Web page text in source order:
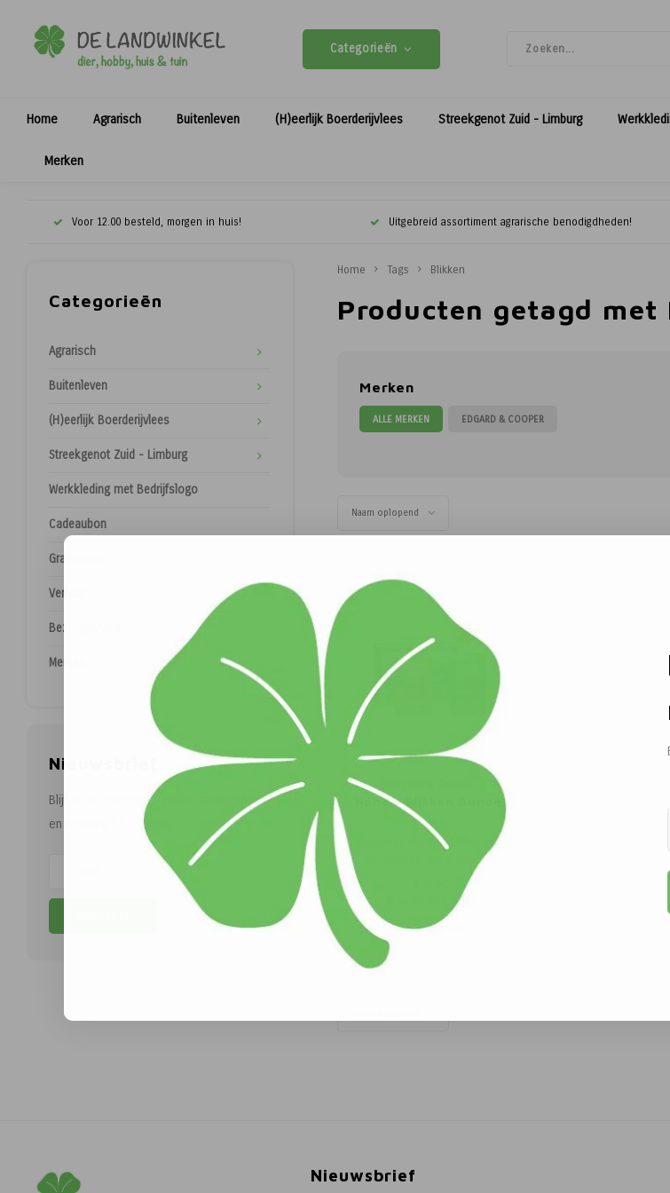
Categorieën
Home Agrarisch Buitenleven (H)eerlijk Boerderijvlees Streekgenot Zuid - Limburg
Merken
Voor 12.00 besteld, morgen in huis! Uitgebreid assortiment agrarische benodigdheden!
Categorieën
Agrarisch
Buitenleven
(H)eerlijk Boerderijvlees
Streekgenot Zuid - Limburg
Werkkleding met Bedrijfslogo
Cadeaubon
Graszoden
Verhuur
Bezorgservice
Merken
Nieuwsbrief
Blijf op de hoogte van onze aanbiedingen
en ontvang €5,- korting.
Home Tags Blikken
Producten getagd met
Merken
ALLE MERKEN EDGARD & COOPER
Naam oplopend
Hond - Blikken Bundel
- E&C
Graanvrije bundel natvoer met
vier smaken: kip & kalkoen,
lam & rund, wild & eend en
ASC-zalm & kalkoen. Natuurlijk,
voedzaam en ideaal voor
gevoelige honden.
Incl. btw)
Vergelijk
Nieuwsbrief